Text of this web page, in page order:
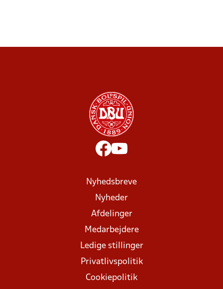
Nyhedsbreve
Nyheder
Afdelinger
Medarbejdere
Ledige stillinger
Privatlivspolitik
Cookiepolitik